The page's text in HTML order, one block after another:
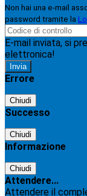
Non hai una e-mail
password tramite la
E-mail inviata, si
elettronica!
Errore
Chiudi
Successo
Chiudi
Informazione
Chiudi
Attendere...
Attendere il